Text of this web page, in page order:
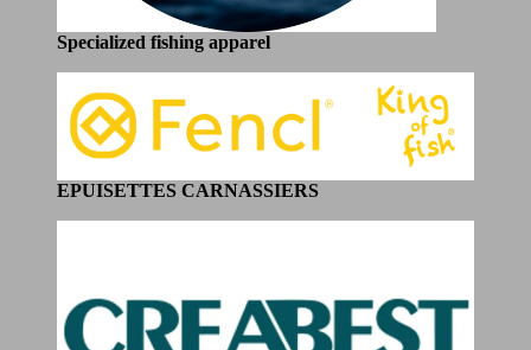
Specialized fishing apparel
EPUISETTES CARNASSIERS